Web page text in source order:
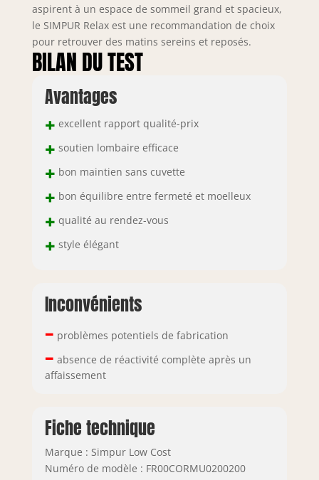
aspirent à un espace de sommeil grand et spacieux,
le SIMPUR Relax est une recommandation de choix
pour retrouver des matins sereins et reposés.
BILAN DU TEST
Avantages
+ excellent rapport qualité-prix
+ soutien lombaire efficace
+ bon maintien sans cuvette
+ bon équilibre entre fermeté et moelleux
+ qualité au rendez-vous
+ style élégant
Inconvénients
– problèmes potentiels de fabrication
– absence de réactivité complète après un
affaissement
Fiche technique
Marque : Simpur Low Cost
Numéro de modèle : FR00CORMU0200200